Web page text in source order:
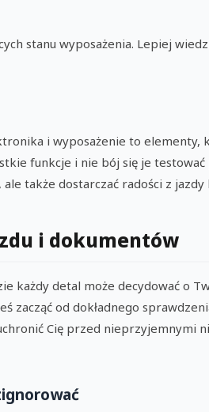
stanu wyposażenia. Lepiej
i wyposażenie to elementy,
funkcje i nie bój się je
także dostarczać radości z
i dokumentów
każdy detal może decydować o
zacząć od dokładnego
Cię przed nieprzyjemnymi